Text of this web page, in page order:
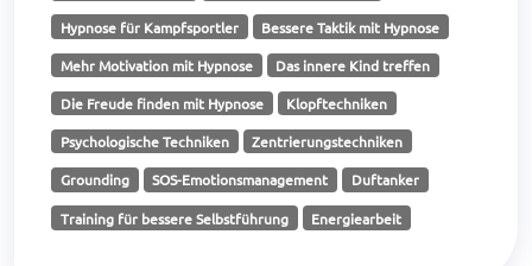
Hypnose für Kampfsportler Bessere Taktik mit Hypnose
Mehr Motivation mit Hypnose Das innere Kind treffen
Die Freude finden mit Hypnose Klopftechniken
Psychologische Techniken Zentrierungstechniken
Grounding SOS-Emotionsmanagement Duftanker
Training für bessere Selbstführung Energiearbeit